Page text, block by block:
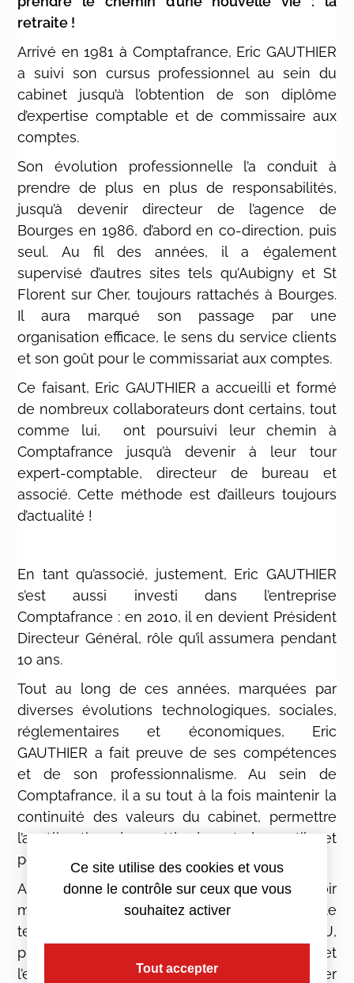
retraite !
Arrivé en 1981 à Comptafrance, Eric GAUTHIER
a suivi son cursus professionnel au sein du
cabinet jusqu’à l’obtention de son diplôme
d’expertise comptable et de commissaire aux
comptes.
Son évolution professionnelle l’a conduit à
prendre de plus en plus de responsabilités,
jusqu’à devenir directeur de l’agence de
Bourges en 1986, d’abord en co-direction, puis
seul. Au fil des années, il a également
supervisé d’autres sites tels qu’Aubigny et St
Florent sur Cher, toujours rattachés à Bourges.
Il aura marqué son passage par une
organisation efficace, le sens du service clients
et son goût pour le commissariat aux comptes.
Ce faisant, Eric GAUTHIER a accueilli et formé
de nombreux collaborateurs dont certains, tout
comme lui, ont poursuivi leur chemin à
Comptafrance jusqu’à devenir à leur tour
expert-comptable, directeur de bureau et
associé. Cette méthode est d’ailleurs toujours
d’actualité !
En tant qu’associé, justement, Eric GAUTHIER
s’est aussi investi dans l’entreprise
Comptafrance : en 2010, il en devient Président
Directeur Général, rôle qu’il assumera pendant
10 ans.
Tout au long de ces années, marquées par
diverses évolutions technologiques, sociales,
réglementaires et économiques, Eric
GAUTHIER a fait preuve de ses compétences
et de son professionnalisme. Au sein de
Comptafrance, il a su tout à la fois maintenir la
continuité des valeurs du cabinet, permettre
l’amélioration des méthodes et des outils et
poursuivre une croissance raisonnée.
Ainsi, et malheureusement faute de pouvoir
marquer l’évènement comme il se doit compte
tenu des restrictions sanitaires, Olivier ALLEAU,
président du groupe Comptafrance, et
l’ensemble des directeurs, ont tenu à remercier
Ce site utilise des cookies et vous
donne le contrôle sur ceux que vous
souhaitez activer
Tout accepter